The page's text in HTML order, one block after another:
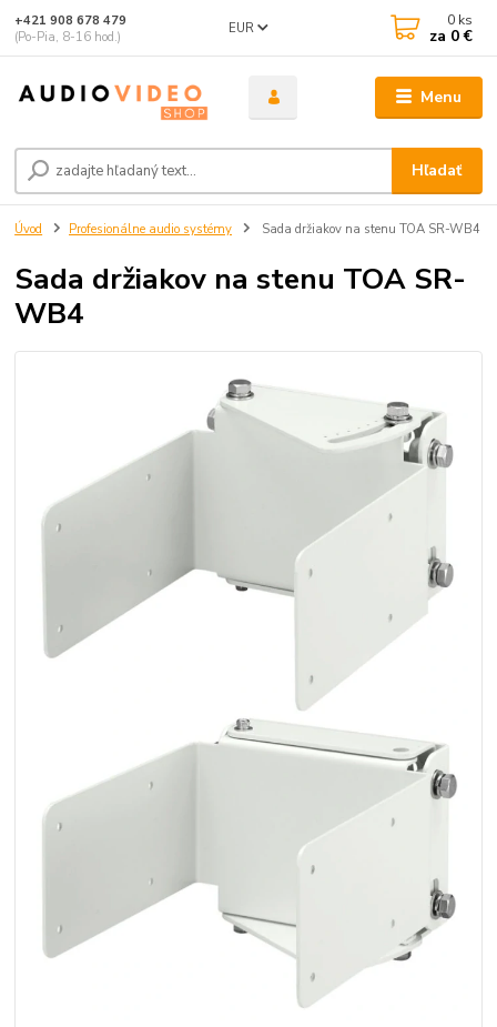
Menu
EUR
Hľadať
+421 908 678 479
(Po-Pia, 8-16 hod.)
0 ks
za 0 €
Úvod Profesionálne audio systémy Sada držiakov na stenu TOA SR-WB4
Sada držiakov na stenu TOA SR-
WB4